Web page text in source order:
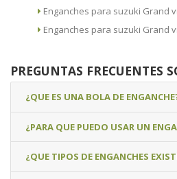
Enganches para suzuki Grand
Enganches para suzuki Grand
PREGUNTAS FRECUENTES
¿QUE ES UNA BOLA DE
¿PARA QUE PUEDO USAR UN
¿QUE TIPOS DE ENGANCHES